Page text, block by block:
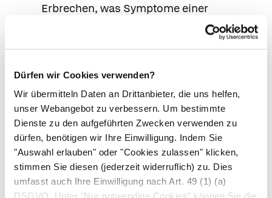
Dürfen wir Cookies verwenden?
Wir übermitteln Daten an Drittanbieter, die uns helfen,
unser Webangebot zu verbessern. Um bestimmte
Dienste zu den aufgeführten Zwecken verwenden zu
dürfen, benötigen wir Ihre Einwilligung. Indem Sie
"Auswahl erlauben" oder "Cookies zulassen" klicken,
stimmen Sie diesen (jederzeit widerruflich) zu. Dies
umfasst auch Ihre Einwilligung nach Art. 49 (1) (a)
DSGVO. Unter "Nur notwendige Cookies" können Sie die
Erbrechen, was Symptome einer
Entzündung der Bauchspeicheldrüse (akute
Häufig (kann bis zu 1 von 10 Behandelten
betreffen)
Erbrechen.
Gelegentlich (kann bis zu 1 von 100
Behandelten betreffen)
Benommenheit, Schwindelgefühl,
Kopfschmerzen
Übelkeit, Schmerzen im Bauchbereich,